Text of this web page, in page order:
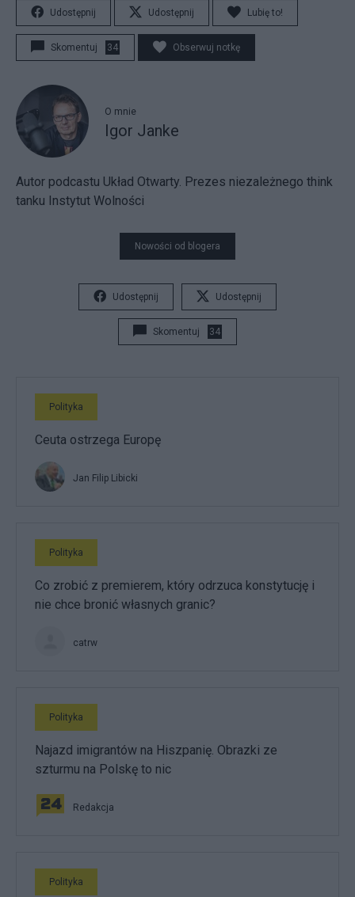
Udostępnij Udostępnij Lubię to!
Skomentuj 34 Obserwuj notkę
O mnie
Igor Janke
Autor podcastu Układ Otwarty. Prezes niezależnego think
tanku Instytut Wolności
Nowości od blogera
Udostępnij Udostępnij
Skomentuj 34
Polityka
Ceuta ostrzega Europę
Jan Filip Libicki
Polityka
Co zrobić z premierem, który odrzuca konstytucję i
nie chce bronić własnych granic?
catrw
Polityka
Najazd imigrantów na Hiszpanię. Obrazki ze
szturmu na Polskę to nic
Redakcja
Polityka